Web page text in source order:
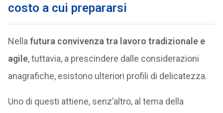
costo a cui prepararsi
Nella futura convivenza tra lavoro tradizionale e
agile, tuttavia, a prescindere dalle considerazioni
anagrafiche, esistono ulteriori profili di delicatezza.
Uno di questi attiene, senz’altro, al tema della